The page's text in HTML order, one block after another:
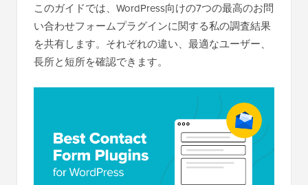
このガイドでは、WordPress向けの7つの最高のお問
い合わせフォームプラグインに関する私の調査結果
を共有します。それぞれの違い、最適なユーザー、
長所と短所を確認できます。